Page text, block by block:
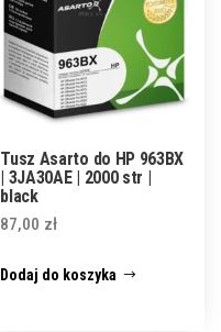
Tusz Asarto do HP 963BX
| 3JA30AE | 2000 str |
black
87,00 zł
Dodaj do koszyka